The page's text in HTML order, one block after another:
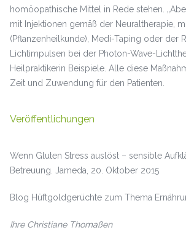
homöopathische Mittel in Rede stehen.
mit Injektionen gemäß der Neuraltherapie,
(Pflanzenheilkunde), Medi-Taping oder der
Lichtimpulsen bei der Photon-Wave-
Heilpraktikerin Beispiele. Alle diese
Zeit und Zuwendung für den Patienten.
Veröffentlichungen
Wenn Gluten Stress auslöst – sensible
Betreuung. Jameda, 20. Oktober 2015
Blog Hüftgoldgerüchte zum Thema
Ihre Christiane Thomaßen